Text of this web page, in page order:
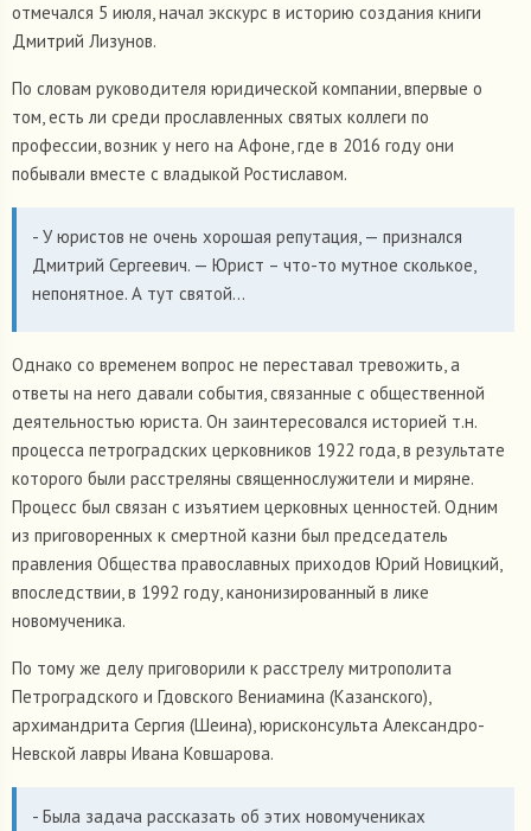
отмечался 5 июля, начал экскурс в историю создания книги
Дмитрий Лизунов.
По словам руководителя юридической компании, впервые о
том, есть ли среди прославленных святых коллеги по
профессии, возник у него на Афоне, где в 2016 году они
побывали вместе с владыкой Ростиславом.
- У юристов не очень хорошая репутация, — признался
Дмитрий Сергеевич. — Юрист – что-то мутное сколькое,
непонятное. А тут святой…
Однако со временем вопрос не переставал тревожить, а
ответы на него давали события, связанные с общественной
деятельностью юриста. Он заинтересовался историей т.н.
процесса петроградских церковников 1922 года, в результате
которого были расстреляны священнослужители и миряне.
Процесс был связан с изъятием церковных ценностей. Одним
из приговоренных к смертной казни был председатель
правления Общества православных приходов Юрий Новицкий,
впоследствии, в 1992 году, канонизированный в лике
новомученика.
По тому же делу приговорили к расстрелу митрополита
Петроградского и Гдовского Вениамина (Казанского),
архимандрита Сергия (Шеина), юрисконсульта Александро-
Невской лавры Ивана Ковшарова.
- Была задача рассказать об этих новомучениках